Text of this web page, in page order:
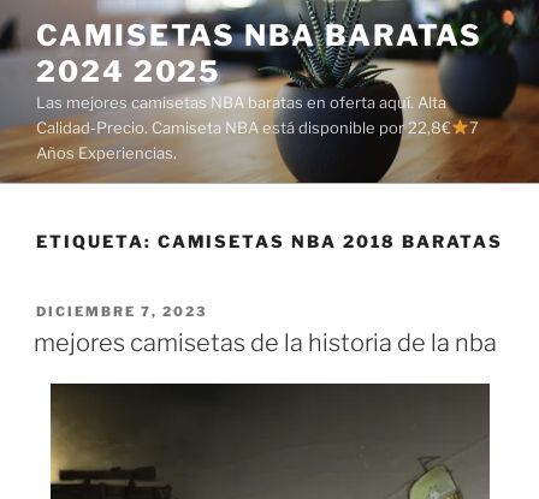
Saltar
al
contenido
CAMISETAS NBA BARATAS
2024 2025
Las mejores camisetas NBA baratas en oferta aquí. Alta
Calidad-Precio. Camiseta NBA está disponible por 22,8€
7
Años Experiencias.
ETIQUETA: CAMISETAS NBA 2018 BARATAS
PUBLICADO
DICIEMBRE 7, 2023
mejores camisetas de la historia de la nba